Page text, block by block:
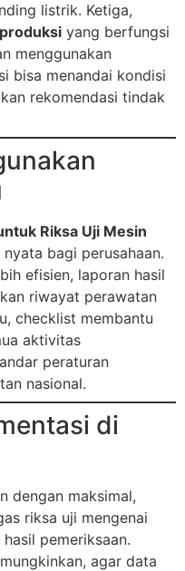
listrik. Ketiga,
yang berfungsi
menggunakan
bisa menandai kondisi
rekomendasi tindak
Riksa Uji Mesin
bagi perusahaan.
efisien, laporan hasil
riwayat perawatan
checklist membantu
aktivitas
peraturan
nasional.
di
dengan maksimal,
riksa uji mengenai
pemeriksaan.
agar data